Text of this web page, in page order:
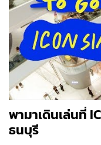
พามาเดินเล่นที่
ธนบุรี